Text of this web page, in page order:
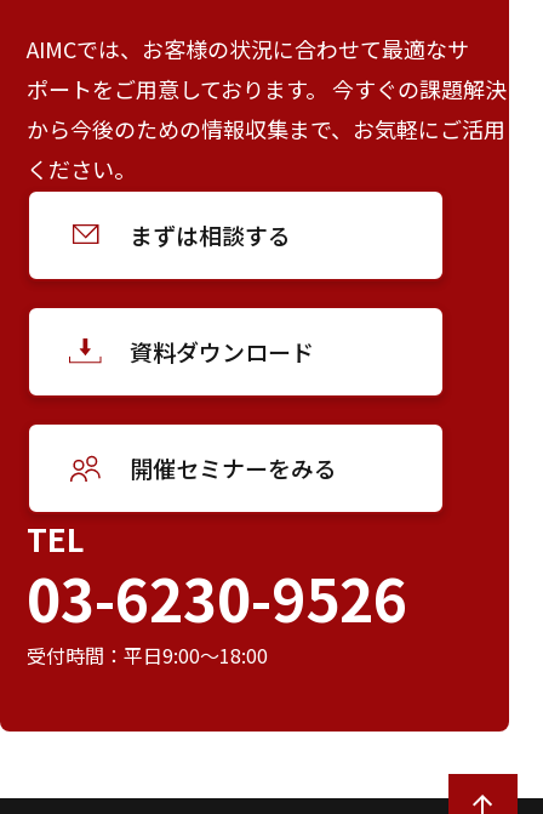
AIMCでは、お客様の状況に合わせて最適なサ
ポートをご用意しております。 今すぐの課題解決
から今後のための情報収集まで、お気軽にご活用
ください。
まずは相談する
資料ダウンロード
開催セミナーをみる
TEL
03-6230-9526
受付時間：平日9:00～18:00